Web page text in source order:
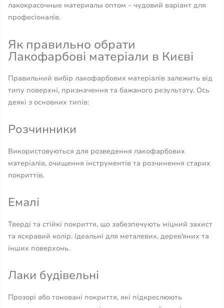
лакокрасочные материалы оптом – чудовий варіант для
професіоналів.
Як правильно обрати
Лакофарбові матеріали в Києві
Правильний вибір лакофарбових матеріалів залежить від
типу поверхні, призначення та бажаного результату. Ось
деякі з основних типів:
Розчинники
Використовуються для розведення лакофарбових
матеріалів, очищення інструментів та розчинення старих
покриттів.
Емалі
Тверді та стійкі покриття, що забезпечують міцний захист
та яскравий колір. Ідеальні для металевих, дерев'яних та
інших поверхонь.
Лаки будівельні
Прозорі або тоновані покриття, які підкреслюють